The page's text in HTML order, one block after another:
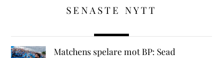
SENASTE NYTT
Matchens spelare mot BP: Sead